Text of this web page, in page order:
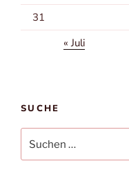
31
« Juli
SUCHE
nach: